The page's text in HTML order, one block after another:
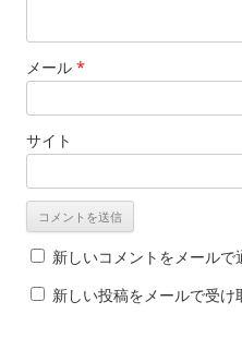
メール *
サイト
新しいコメントをメールで
新しい投稿をメールで受け